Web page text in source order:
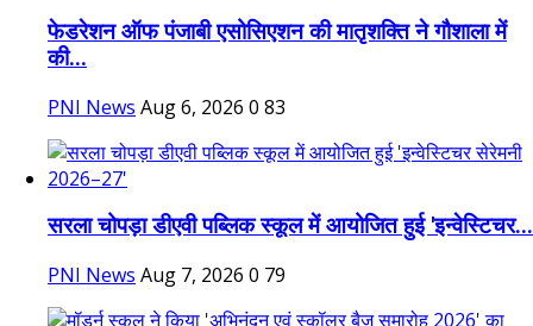
फेडरेशन ऑफ पंजाबी एसोसिएशन की मातृशक्ति ने गौशाला में
की...
PNI News Aug 6, 2026 0 83
सरला चोपड़ा डीएवी पब्लिक स्कूल में आयोजित हुई 'इन्वेस्टिचर...
PNI News Aug 7, 2026 0 79